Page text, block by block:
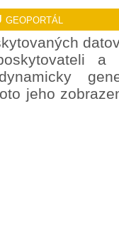
geoportál
a
jeho